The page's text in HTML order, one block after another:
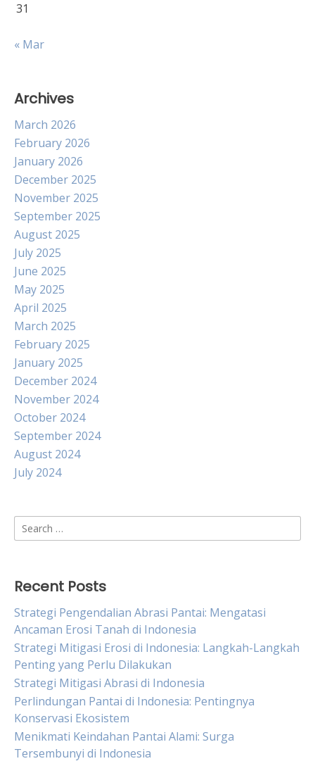
31
« Mar
Archives
March 2026
February 2026
January 2026
December 2025
November 2025
September 2025
August 2025
July 2025
June 2025
May 2025
April 2025
March 2025
February 2025
January 2025
December 2024
November 2024
October 2024
September 2024
August 2024
July 2024
Search
for:
Recent Posts
Strategi Pengendalian Abrasi Pantai: Mengatasi
Ancaman Erosi Tanah di Indonesia
Strategi Mitigasi Erosi di Indonesia: Langkah-Langkah
Penting yang Perlu Dilakukan
Strategi Mitigasi Abrasi di Indonesia
Perlindungan Pantai di Indonesia: Pentingnya
Konservasi Ekosistem
Menikmati Keindahan Pantai Alami: Surga
Tersembunyi di Indonesia